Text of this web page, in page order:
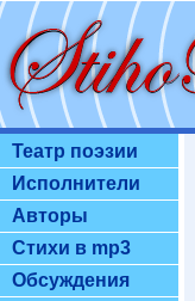
Театр поэзии
Исполнители
Авторы
Стихи в mp3
Обсуждения